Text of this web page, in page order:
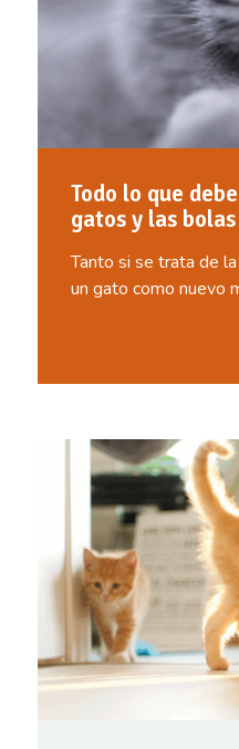
Todo lo que
gatos y las
Tanto si se trata de
un gato como nuevo